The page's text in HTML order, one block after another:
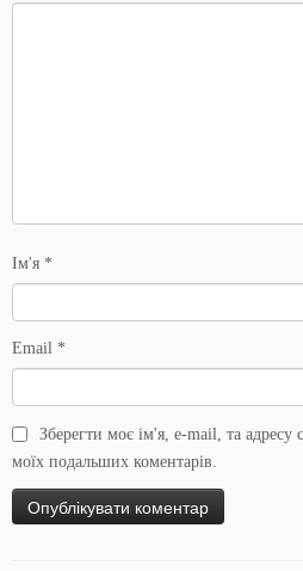
Ім'я *
Email *
Зберегти моє ім'я, e-mail, та адресу
моїх подальших коментарів.